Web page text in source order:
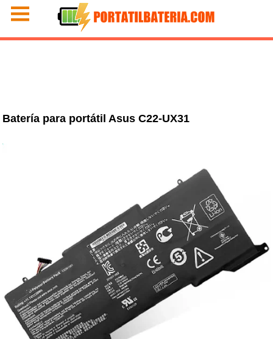
Batería para portátil Asus C22-UX31